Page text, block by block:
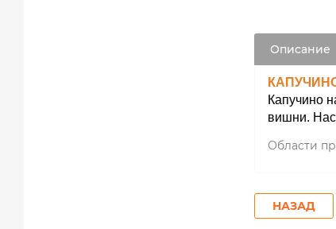
Описание
Капучино
вишни.
Области
НАЗАД